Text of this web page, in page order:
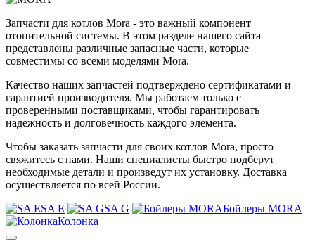
Запчасти для котлов Morа - это важный компонент
отопительной системы. В этом разделе нашего сайта
представлены различные запасные части, которые
совместимы со всеми моделями Morа.
Качество наших запчастей подтверждено сертификатами и
гарантией производителя. Мы работаем только с
проверенными поставщиками, чтобы гарантировать
надежность и долговечность каждого элемента.
Чтобы заказать запчасти для своих котлов Morа, просто
свяжитесь с нами. Наши специалисты быстро подберут
необходимые детали и произведут их установку. Доставка
осуществляется по всей России.
SA E
SA G
Бойлеры MORA
Колонка